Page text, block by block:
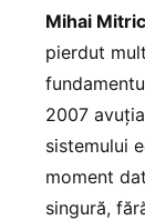
Mihai
pierdut
2007
sistemului
moment
singură,